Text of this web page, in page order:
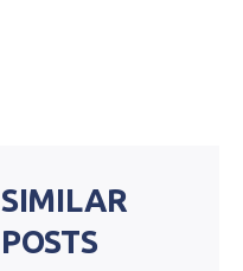
SIMILAR
POSTS